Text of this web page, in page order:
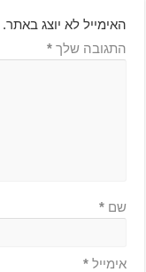
האימייל לא יוצג באתר.
התגובה שלך*
שם*
אימייל*